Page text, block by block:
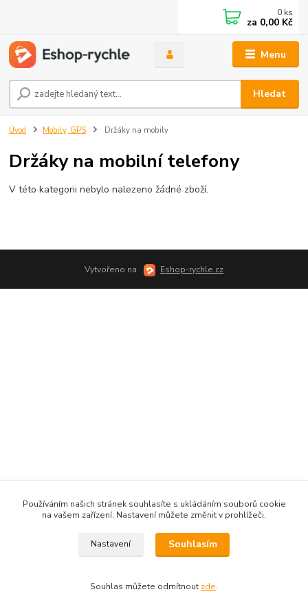
Menu
Hledat
0 ks
za 0,00 Kč
Úvod Mobily, GPS Držáky na mobily
Držáky na mobilní telefony
V této kategorii nebylo nalezeno žádné zboží.
Vytvořeno na Eshop-rychle.cz
Používáním našich stránek souhlasíte s ukládáním souborů cookie
na vašem zařízení. Nastavení můžete změnit v prohlížeči.
Nastavení Souhlasím
Souhlas můžete odmítnout zde.